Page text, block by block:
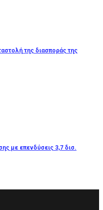
της διασποράς της
με επενδύσεις 3,7 δισ.